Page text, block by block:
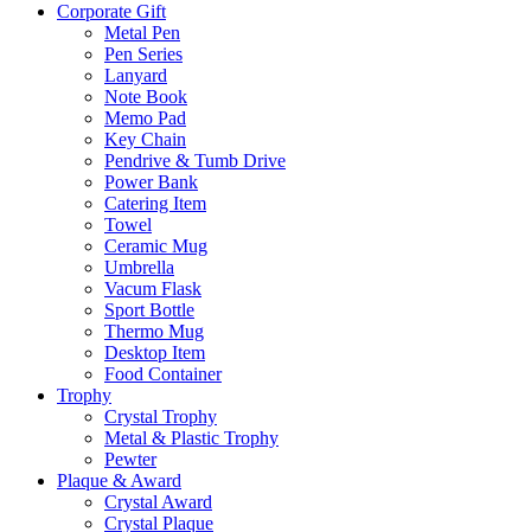
Corporate Gift
Metal Pen
Pen Series
Lanyard
Note Book
Memo Pad
Key Chain
Pendrive & Tumb Drive
Power Bank
Catering Item
Towel
Ceramic Mug
Umbrella
Vacum Flask
Sport Bottle
Thermo Mug
Desktop Item
Food Container
Trophy
Crystal Trophy
Metal & Plastic Trophy
Pewter
Plaque & Award
Crystal Award
Crystal Plaque